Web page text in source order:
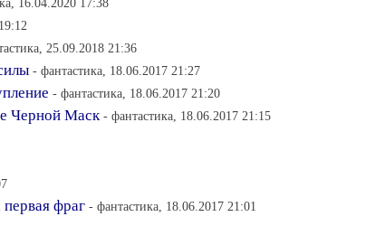
25.09.2018 21:36
- фантастика, 18.06.2017 21:27
- фантастика, 18.06.2017 21:20
Черной Маск - фантастика, 18.06.2017 21:15
фраг - фантастика, 18.06.2017 21:01